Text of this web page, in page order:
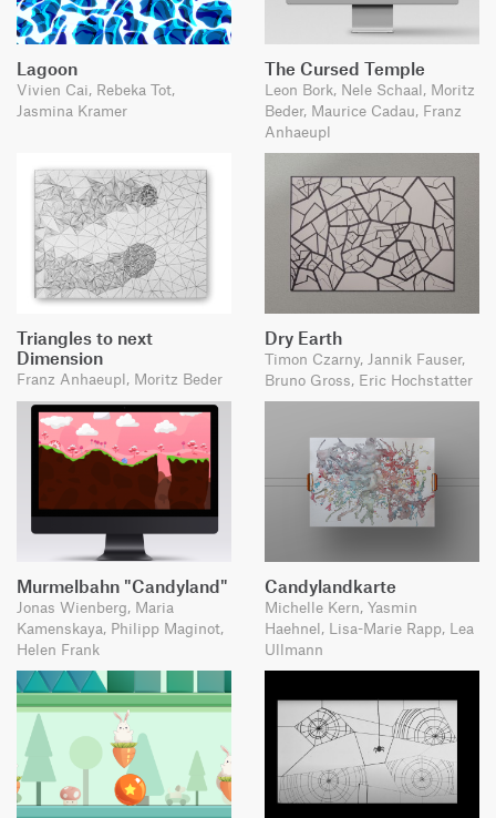
Lagoon
Vivien Cai, Rebeka Tot,
Jasmina Kramer
The Cursed Temple
Leon Bork, Nele Schaal, Moritz
Beder, Maurice Cadau, Franz
Anhaeupl
Triangles to next
Dimension
Franz Anhaeupl, Moritz Beder
Dry Earth
Timon Czarny, Jannik Fauser,
Bruno Gross, Eric Hochstatter
Murmelbahn "Candyland"
Jonas Wienberg, Maria
Kamenskaya, Philipp Maginot,
Helen Frank
Candylandkarte
Michelle Kern, Yasmin
Haehnel, Lisa-Marie Rapp, Lea
Ullmann